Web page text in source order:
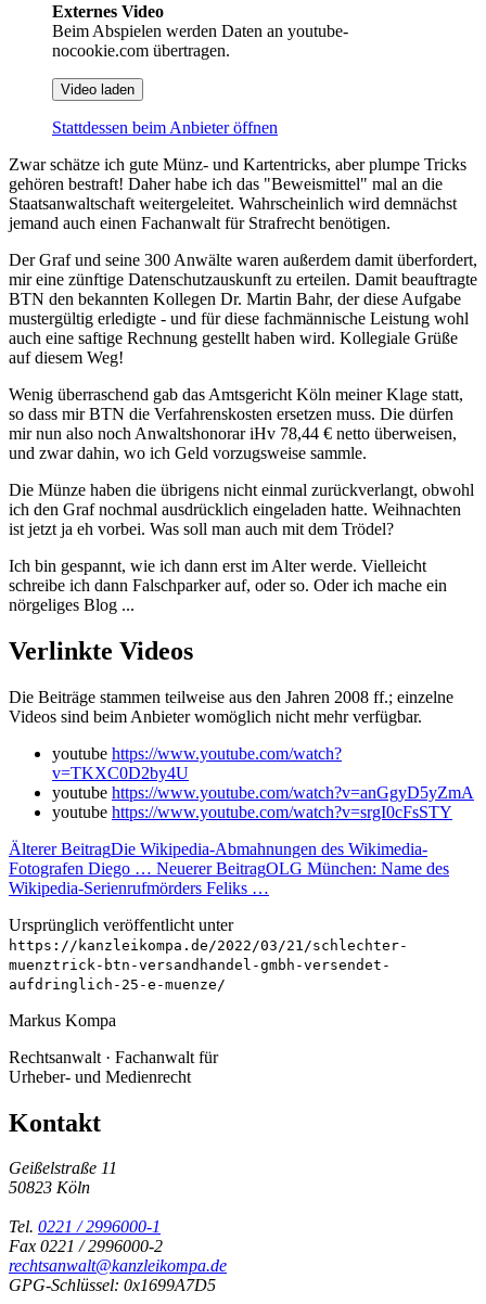
Externes Video
Beim Abspielen werden Daten an youtube-
nocookie.com übertragen.
Video laden
Stattdessen beim Anbieter öffnen
Zwar schätze ich gute Münz- und Kartentricks, aber plumpe Tricks
gehören bestraft! Daher habe ich das "Beweismittel" mal an die
Staatsanwaltschaft weitergeleitet. Wahrscheinlich wird demnächst
jemand auch einen Fachanwalt für Strafrecht benötigen.
Der Graf und seine 300 Anwälte waren außerdem damit überfordert,
mir eine zünftige Datenschutzauskunft zu erteilen. Damit beauftragte
BTN den bekannten Kollegen Dr. Martin Bahr, der diese Aufgabe
mustergültig erledigte - und für diese fachmännische Leistung wohl
auch eine saftige Rechnung gestellt haben wird. Kollegiale Grüße
auf diesem Weg!
Wenig überraschend gab das Amtsgericht Köln meiner Klage statt,
so dass mir BTN die Verfahrenskosten ersetzen muss. Die dürfen
mir nun also noch Anwaltshonorar iHv 78,44 € netto überweisen,
und zwar dahin, wo ich Geld vorzugsweise sammle.
Die Münze haben die übrigens nicht einmal zurückverlangt, obwohl
ich den Graf nochmal ausdrücklich eingeladen hatte. Weihnachten
ist jetzt ja eh vorbei. Was soll man auch mit dem Trödel?
Ich bin gespannt, wie ich dann erst im Alter werde. Vielleicht
schreibe ich dann Falschparker auf, oder so. Oder ich mache ein
nörgeliges Blog ...
Verlinkte Videos
Die Beiträge stammen teilweise aus den Jahren 2008 ff.; einzelne
Videos sind beim Anbieter womöglich nicht mehr verfügbar.
youtube https://www.youtube.com/watch?
v=TKXC0D2by4U
youtube https://www.youtube.com/watch?v=anGgyD5yZmA
youtube https://www.youtube.com/watch?v=srgI0cFsSTY
Älterer BeitragDie Wikipedia-Abmahnungen des Wikimedia-
Fotografen Diego … Neuerer BeitragOLG München: Name des
Wikipedia-Serienrufmörders Feliks …
Ursprünglich veröffentlicht unter
https://kanzleikompa.de/2022/03/21/schlechter-
muenztrick-btn-versandhandel-gmbh-versendet-
aufdringlich-25-e-muenze/
Markus Kompa
Rechtsanwalt · Fachanwalt für
Urheber- und Medienrecht
Kontakt
Geißelstraße 11
50823 Köln
Tel. 0221 / 2996000-1
Fax 0221 / 2996000-2
rechtsanwalt@kanzleikompa.de
GPG-Schlüssel: 0x1699A7D5